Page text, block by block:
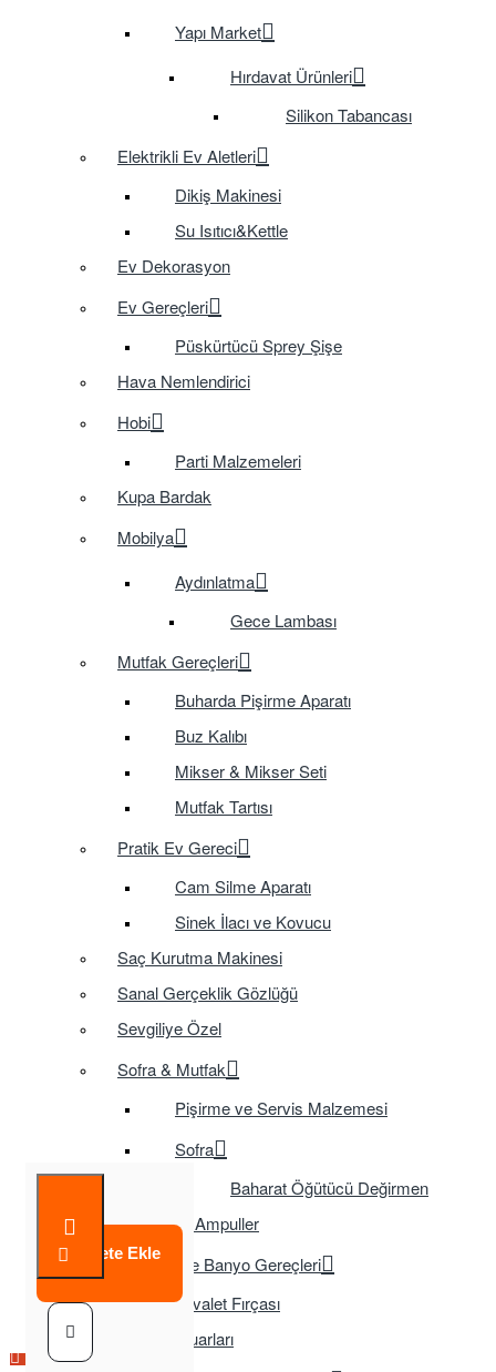
Yapı Market
Hırdavat Ürünleri
Silikon Tabancası
Elektrikli Ev Aletleri
Dikiş Makinesi
Su Isıtıcı&Kettle
Ev Dekorasyon
Ev Gereçleri
Püskürtücü Sprey Şişe
Hava Nemlendirici
Hobi
Parti Malzemeleri
Kupa Bardak
Mobilya
Aydınlatma
Gece Lambası
Mutfak Gereçleri
Buharda Pişirme Aparatı
Buz Kalıbı
Mikser & Mikser Seti
Mutfak Tartısı
Pratik Ev Gereci
Cam Silme Aparatı
Sinek İlacı ve Kovucu
Saç Kurutma Makinesi
Sanal Gerçeklik Gözlüğü
Sevgiliye Özel
Sofra & Mutfak
Pişirme ve Servis Malzemesi
Sofra
Baharat Öğütücü Değirmen
Tasarruflu Ampuller
Temizlik ve Banyo Gereçleri
Tuvalet Fırçası
TV Aksesuarları
Sepete Ekle
Çok Satılan Ürün
Çok Satılan Ürün